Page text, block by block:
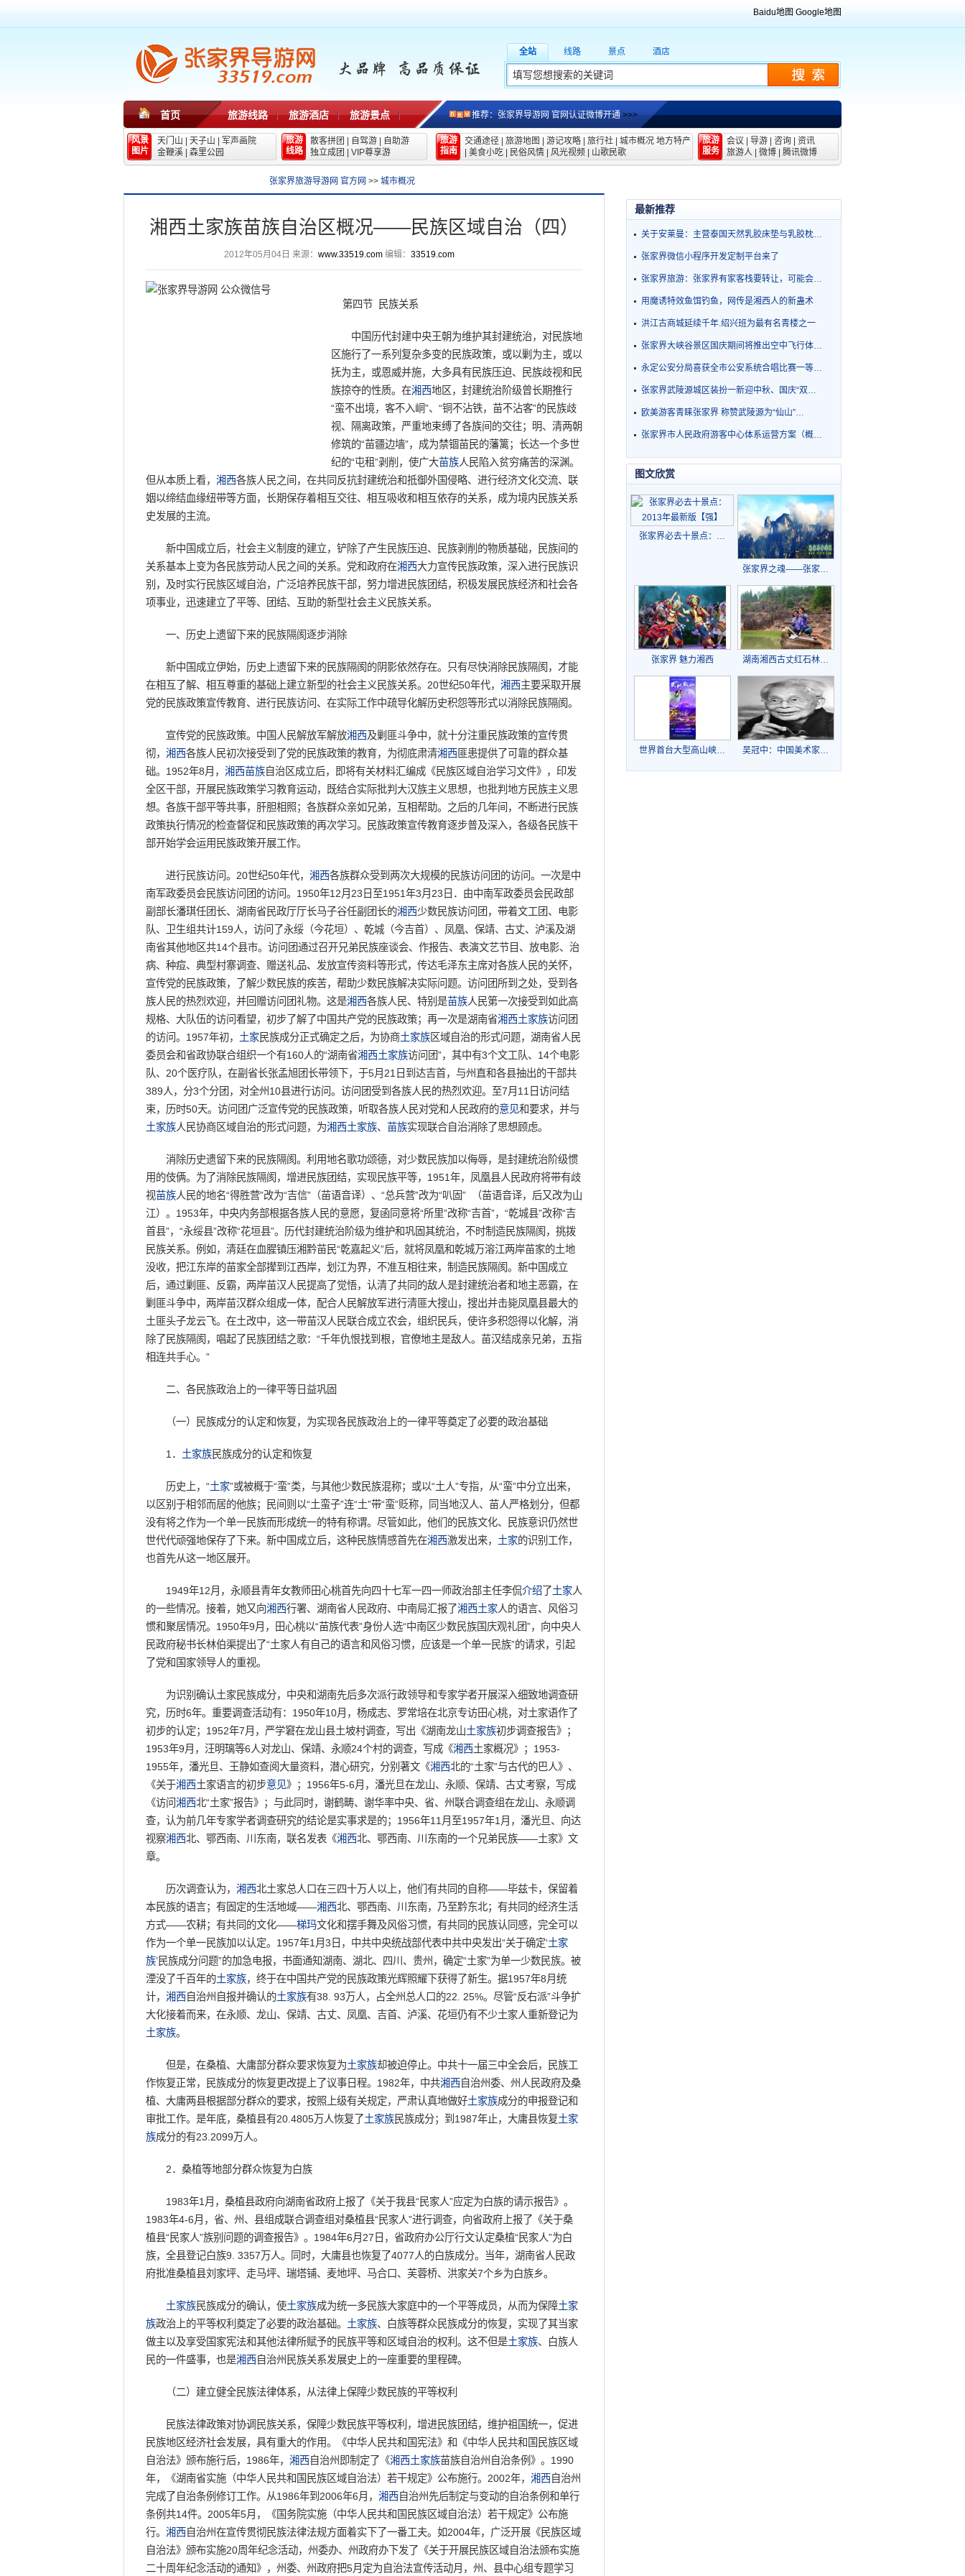
Baidu地图 Google地图
全站 线路 景点 酒店
首页 旅游线路 旅游酒店 旅游景点 推荐：张家界导游网 官网认证微博开通>>>
风景
图片
天门山 天子山
军声画院
金鞭溪
森里公园
旅游
线路
散客拼团 自驾游
自助游
独立成团
VIP尊享游
旅游
指南
交通途径 旅游地图 游记攻略 旅行社 城市概况 地方特产
美食小吃 民俗风情 风光视频 山歌民歌
旅游
服务
会议 导游 咨询
资讯
旅游人
微博 腾讯微博
张家界旅游导游网 官方网 >> 城市概况
湘西土家族苗族自治区概况——民族区域自治（四）
2012年05月04日 来源： www.33519.com编辑： 33519.com
第四节 民族关系
中国历代封建中央王朝为维护其封建统治，对民族地
区施行了一系列复杂多变的民族政策，或以剿为主，或以
抚为主，或恩威并施，大多具有民族压迫、民族歧视和民
族掠夺的性质。在湘西地区，封建统治阶级曾长期推行
“蛮不出境，客不入峒”、“铜不沾铁，苗不沾客”的民族歧
视、隔离政策，严重地束缚了各族间的交往；明、清两朝
修筑的“苗疆边墙”，成为禁锢苗民的藩篱；长达一个多世
纪的“屯租”剥削，使广大苗族人民陷入贫穷痛苦的深渊。
但从本质上看， 湘西各族人民之间，在共同反抗封建统治和抵御外国侵略、进行经济文化交流、联
姻以缔结血缘纽带等方面，长期保存着相互交往、相互吸收和相互依存的关系，成为境内民族关系
史发展的主流。
新中国成立后，社会主义制度的建立，铲除了产生民族压迫、民族剥削的物质基础，民族间的
关系基本上变为各民族劳动人民之间的关系。党和政府在湘西大力宣传民族政策，深入进行民族识
别，及时实行民族区域自治，广泛培养民族干部，努力增进民族团结，积极发展民族经济和社会各
项事业，迅速建立了平等、团结、互助的新型社会主义民族关系。
一、历史上遗留下来的民族隔阂逐步消除
新中国成立伊始，历史上遗留下来的民族隔阂的阴影依然存在。只有尽快消除民族隔阂，才能
在相互了解、相互尊重的基础上建立新型的社会主义民族关系。20世纪50年代， 湘西主要采取开展
党的民族政策宣传教育、进行民族访问、在实际工作中疏导化解历史积怨等形式以消除民族隔阂。
宣传党的民族政策。中国人民解放军解放湘西及剿匪斗争中，就十分注重民族政策的宣传贯
彻， 湘西各族人民初次接受到了党的民族政策的教育，为彻底肃清湘西 匪患提供了可靠的群众基
础。1952年8月， 湘西苗族自治区成立后，即将有关材料汇编成《民族区域自治学习文件》，印发
全区干部，开展民族政策学习教育运动，既结合实际批判大汉族主义思想，也批判地方民族主义思
想。各族干部平等共事，肝胆相照；各族群众亲如兄弟，互相帮助。之后的几年间，不断进行民族
政策执行情况的检查督促和民族政策的再次学习。民族政策宣传教育逐步普及深入，各级各民族干
部开始学会运用民族政策开展工作。
进行民族访问。20世纪50年代， 湘西各族群众受到两次大规模的民族访问团的访问。一次是中
南军政委员会民族访问团的访问。1950年12月23日至1951年3月23日．由中南军政委员会民政部
副部长潘琪任团长、湖南省民政厅厅长马子谷任副团长的湘西少数民族访问团，带着文工团、电影
队、卫生组共计159人，访问了永绥（今花垣）、乾城（今吉首）、凤凰、保靖、古丈、泸溪及湖
南省其他地区共14个县市。访问团通过召开兄弟民族座谈会、作报告、表演文艺节目、放电影、治
病、种痘、典型村寨调查、赠送礼品、发放宣传资料等形式，传达毛泽东主席对各族人民的关怀，
宣传党的民族政策，了解少数民族的疾苦，帮助少数民族解决实际问题。访问团所到之处，受到各
族人民的热烈欢迎，并回赠访问团礼物。这是湘西各族人民、特别是苗族人民第一次接受到如此高
规格、大队伍的访问看望，初步了解了中国共产党的民族政策；再一次是湖南省湘西土家族访问团
的访问。1957年初， 土家民族成分正式确定之后，为协商土家族区域自治的形式问题，湖南省人民
委员会和省政协联合组织一个有160人的“湖南省湘西土家族访问团”，其中有3个文工队、14个电影
队、20个医疗队，在副省长张孟旭团长带领下，于5月21日到达吉首，与州直和各县抽出的干部共
389人，分3个分团，对全州10县进行访问。访问团受到各族人民的热烈欢迎。至7月11日访问结
束，历时50天。访问团广泛宣传党的民族政策，听取各族人民对党和人民政府的意见和要求，并与
土家族人民协商区域自治的形式问题，为湘西土家族、 苗族实现联合自治消除了思想顾虑。
消除历史遗留下来的民族隔阂。利用地名歌功颂德，对少数民族加以侮辱，是封建统治阶级惯
用的伎俩。为了消除民族隔阂，增进民族团结，实现民族平等，1951年，凤凰县人民政府将带有歧
视苗族人民的地名“得胜营”改为“吉信”（苗语音译）、“总兵营”改为“叭固” （苗语音译，后又改为山
江）。1953年，中央内务部根据各族人民的意愿，复函同意将“所里”改称“吉首”，“乾城县”改称“吉
首县”，“永绥县”改称“花垣县”。历代封建统治阶级为维护和巩固其统治，不时制造民族隔阂，挑拨
民族关系。例如，清廷在血腥镇压湘黔苗民“乾嘉起义”后，就将凤凰和乾城万溶江两岸苗家的土地
没收，把江东岸的苗家全部撵到江西岸，划江为界，不准互相往来，制造民族隔阂。新中国成立
后，通过剿匪、反霸，两岸苗汉人民提高了觉悟，认清了共同的敌人是封建统治者和地主恶霸，在
剿匪斗争中，两岸苗汉群众组成一体，配合人民解放军进行清匪大搜山，搜出并击毙凤凰县最大的
土匪头子龙云飞。在土改中，这一带苗汉人民联合成立农会，组织民兵，使许多积怨得以化解，消
除了民族隔阂，唱起了民族团结之歌：“千年仇恨找到根，官僚地主是敌人。苗汉结成亲兄弟，五指
相连共手心。”
二、各民族政治上的一律平等日益巩固
（一）民族成分的认定和恢复，为实现各民族政治上的一律平等奠定了必要的政治基础
1． 土家族民族成分的认定和恢复
历史上，“土家”或被概于“蛮”类，与其他少数民族混称；或以“土人”专指，从“蛮”中分立出来，
以区别于相邻而居的他族；民间则以“土蛮子”连“土”带“蛮”贬称，同当地汉人、苗人严格划分，但都
没有将之作为一个单一民族而形成统一的特有称谓。尽管如此，他们的民族文化、民族意识仍然世
世代代顽强地保存了下来。新中国成立后，这种民族情感首先在湘西激发出来， 土家的识别工作，
也首先从这一地区展开。
1949年12月，永顺县青年女教师田心桃首先向四十七军一四一师政治部主任李侃介绍 了土家人
的一些情况。接着，她又向湘西行署、湖南省人民政府、中南局汇报了湘西土家人的语言、风俗习
惯和聚居情况。1950年9月，田心桃以“苗族代表”身份人选“中南区少数民族国庆观礼团”，向中央人
民政府秘书长林伯渠提出了“土家人有自己的语言和风俗习惯，应该是一个单一民族”的请求，引起
了党和国家领导人的重视。
为识别确认土家民族成分，中央和湖南先后多次派行政领导和专家学者开展深入细致地调查研
究，历时6年。重要调查活动有：1950年10月，杨成志、罗常培在北京专访田心桃，对土家语作了
初步的认定；1952年7月，严学窘在龙山县土坡村调查，写出《湖南龙山土家族初步调查报告》；
1953年9月，汪明璃等6人对龙山、保靖、永顺24个村的调查，写成《湘西土家概况》；1953-
1955年，潘光旦、王静如查阅大量资料，潜心研究，分别著文《湘西北的“土家”与古代的巴人》、
《关于湘西土家语言的初步意见》；1956年5-6月，潘光旦在龙山、永顺、保靖、古丈考察，写成
《访问 湘西北“土家”报告》；与此同时，谢鹤畴、谢华率中央、省、州联合调查组在龙山、永顺调
查，认为前几年专家学者调查研究的结论是实事求是的；1956年11月至1957年1月，潘光旦、向达
视察湘西北、鄂西南、川东南，联名发表《湘西北、鄂西南、川东南的一个兄弟民族——土家》文
章。
历次调查认为， 湘西北土家总人口在三四十万人以上，他们有共同的自称——毕兹卡，保留着
本民族的语言；有固定的生活地域——湘西北、鄂西南、川东南，乃至黔东北；有共同的经济生活
方式——农耕；有共同的文化——梯玛文化和摆手舞及风俗习惯，有共同的民族认同感，完全可以
作为一个单一民族加以认定。1957年1月3日，中共中央统战部代表中共中央发出“关于确定‘土家
族’民族成分问题”的加急电报，书面通知湖南、湖北、四川、贵州，确定“土家”为单一少数民族。被
湮没了千百年的土家族，终于在中国共产党的民族政策光辉照耀下获得了新生。据1957年8月统
计， 湘西 自治州自报并确认的土家族有38. 93万人，占全州总人口的22. 25%。尽管“反右派”斗争扩
大化接着而来，在永顺、龙山、保靖、古丈、凤凰、吉首、泸溪、花垣仍有不少土家人重新登记为
土家族。
但是，在桑植、大庸部分群众要求恢复为土家族却被迫停止。中共十一届三中全会后，民族工
作恢复正常，民族成分的恢复更改提上了议事日程。1982年，中共湘西 自治州委、州人民政府及桑
植、大庸两县根据部分群众的要求，按照上级有关规定，严肃认真地做好土家族成分的申报登记和
审批工作。是年底，桑植县有20.4805万人恢复了土家族民族成分；到1987年止，大庸县恢复土家
族成分的有23.2099万人。
2．桑植等地部分群众恢复为白族
1983年1月，桑植县政府向湖南省政府上报了《关于我县“民家人”应定为白族的请示报告》。
1983年4-6月，省、州、县组成联合调查组对桑植县“民家人”进行调查，向省政府上报了《关于桑
植县“民家人”族别问题的调查报告》。1984年6月27日，省政府办公厅行文认定桑植“民家人”为白
族，全县登记白族9. 3357万人。同时，大庸县也恢复了4077人的白族成分。当年，湖南省人民政
府批准桑植县刘家坪、走马坪、瑞塔铺、麦地坪、马合口、芙蓉桥、洪家关7个乡为白族乡。
土家族民族成分的确认，使土家族成为统一多民族大家庭中的一个平等成员，从而为保障土家
族政治上的平等权利奠定了必要的政治基础。 土家族、白族等群众民族成分的恢复，实现了其当家
做主以及享受国家宪法和其他法律所赋予的民族平等和区域自治的权利。这不但是土家族、白族人
民的一件盛事，也是湘西 自治州民族关系发展史上的一座重要的里程碑。
（二）建立健全民族法律体系，从法律上保障少数民族的平等权利
民族法律政策对协调民族关系，保障少数民族平等权利，增进民族团结，维护祖国统一，促进
民族地区经济社会发展，具有重大的作用。《中华人民共和国宪法》和《中华人民共和国民族区域
自治法》颁布施行后，1986年， 湘西 自治州即制定了《湘西土家族苗族自治州自治条例》。1990
年，《湖南省实施（中华人民共和国民族区域自治法）若干规定》公布施行。2002年， 湘西 自治州
完成了自治条例修订工作。从1986年到2006年6月， 湘西 自治州先后制定与变动的自治条例和单行
条例共14件。2005年5月，《国务院实施（中华人民共和国民族区域自治法）若干规定》公布施
行。 湘西 自治州在宣传贯彻民族法律法规方面着实下了一番工夫。如2004年，广泛开展《民族区域
自治法》颁布实施20周年纪念活动，州委办、州政府办下发了《关于开展民族区域自治法颁布实施
二十周年纪念活动的通知》，州委、州政府把5月定为自治法宣传活动月，州、县中心组专题学习
最新推荐
关于安莱曼：主营泰国天然乳胶床垫与乳胶枕…
张家界微信小程序开发定制平台来了
张家界旅游：张家界有家客栈要转让，可能会…
用魔诱特效鱼饵钓鱼，网传是湘西人的新蛊术
洪江古商城延续千年.绍兴班为最有名青楼之一
张家界大峡谷景区国庆期间将推出空中飞行体…
永定公安分局喜获全市公安系统合唱比赛一等…
张家界武陵源城区装扮一新迎中秋、国庆“双…
欧美游客青睐张家界 称赞武陵源为“仙山”…
张家界市人民政府游客中心体系运营方案（概…
图文欣赏
张家界必去十景点：…
张家界之魂——张家…
张家界 魅力湘西 湖南湘西古丈红石林…
世界首台大型高山峡… 吴冠中：中国美术家…